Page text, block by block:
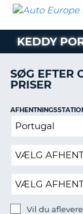
BILUDLEJNING
AUTO
EUROPE
BILUDLEJNING
AUTOCAMPER
LEJE
SUPPORT
MIN
DANMARK
KEDDY
SØG EFTER
PRISER
Vil
aflevere
anden
destination?
Vil du